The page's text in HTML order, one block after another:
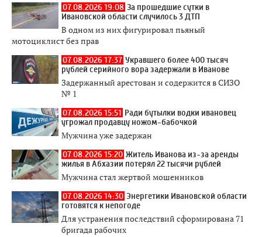
07.08.2026 19:08 За прошедшие сутки в
Ивановской области случилось 3 ДТП
В одном из них фигурировал пьяный
мотоциклист без прав
07.08.2026 17:37 Укравшего более 400 тысяч
рублей серийного вора задержали в Иванове
Задержанный арестован и содержится в СИЗО
№ 1
07.08.2026 15:51 Ради бутылки водки ивановец
угрожал продавцу ножом-бабочкой
Мужчина уже задержан
07.08.2026 15:20 Житель Иванова из-за аренды
жилья в Абхазии потерял 22 тысячи рублей
Мужчина стал жертвой мошенников
07.08.2026 14:30 Энергетики Ивановской области
готовятся к непогоде
Для устранения последствий сформирована 71
бригада рабочих